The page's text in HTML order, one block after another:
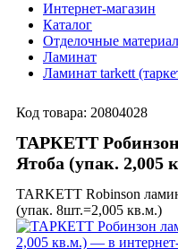
Интернет-магазин
Каталог
Отделочные
Ламинат
Ламинат tarkett
Код товара: 20804028
ТАРКЕТТ
Ятоба (упак. 2,005
TARKETT Robinson
(упак. 8шт.=2,005 кв.м.)